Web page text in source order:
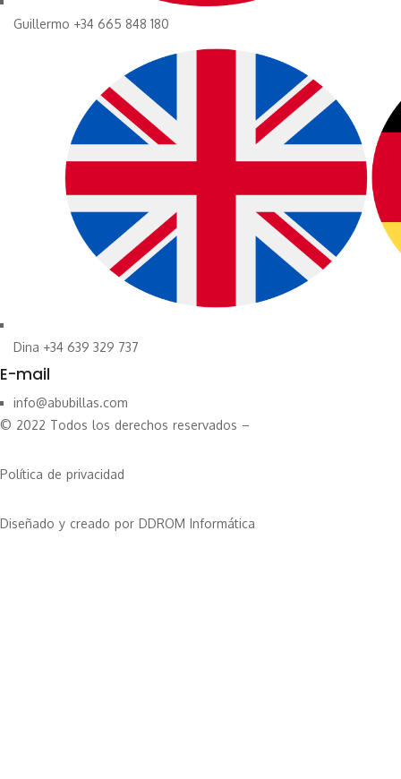
Guillermo +34 665 848 180
Dina +34 639 329 737
E-mail
info@abubillas.com
© 2022 Todos los derechos reservados –
Política de privacidad
Diseñado y creado por DDROM Informática